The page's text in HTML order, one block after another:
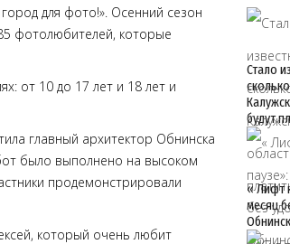
для фото!». Осенний сезон
фотолюбителей, которые
от 10 до 17 лет и 18 лет и
главный архитектор Обнинска
было выполнено на высоком
продемонстрировали
который очень любит
Стало
будут
« Лифт
месяц